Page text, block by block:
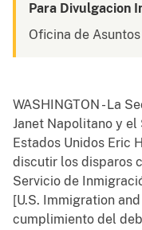
Para Divulgacion
Oficina de
WASHINGTON - La
Janet Napolitano y
Estados Unidos Eric
discutir los disparos
Servicio de
[U.S. Immigration
cumplimiento del